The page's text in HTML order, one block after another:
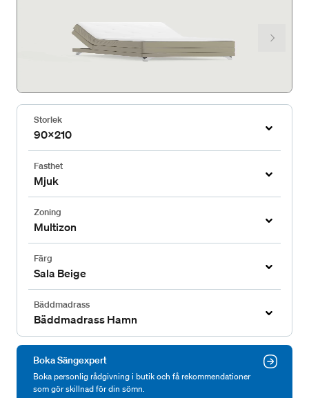
Storlek
90x210
Fasthet
Mjuk
Zoning
Multizon
Färg
Sala Beige
Bäddmadrass
Bäddmadrass Hamn
Boka Sängexpert
Boka personlig rådgivning i butik och få rekommendationer
som gör skillnad för din sömn.